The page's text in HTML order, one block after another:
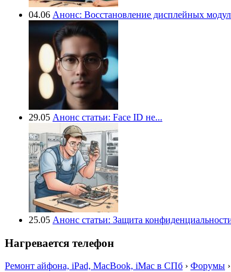
04.06 Анонс: Восстановление дисплейных
29.05 Анонс статьи: Face ID не...
25.05 Анонс статьи: Защита
Нагревается телефон
Ремонт айфона, iPad, MacBook, iMac в СПб › Форумы ›